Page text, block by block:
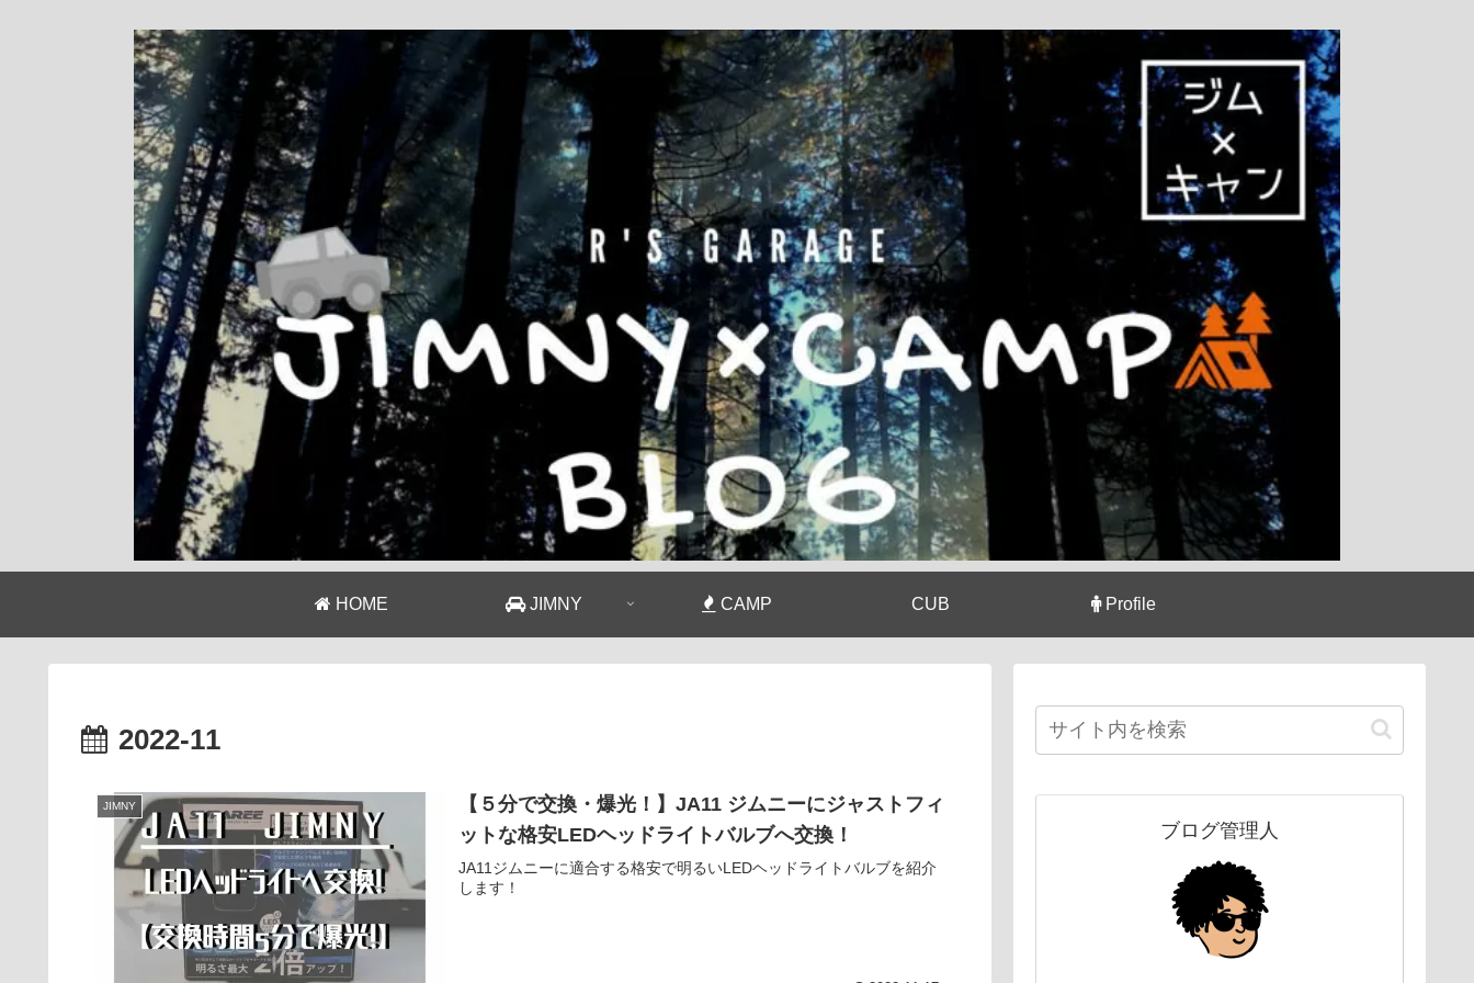
HOME JIMNY CAMP CUB Profile
2022-11
JIMNY
【５分で交換・爆光！】JA11 ジムニーにジャストフィ
ットな格安LEDヘッドライトバルブへ交換！
JA11ジムニーに適合する格安で明るいLEDヘッドライトバルブを紹介
します！
ブログ管理人